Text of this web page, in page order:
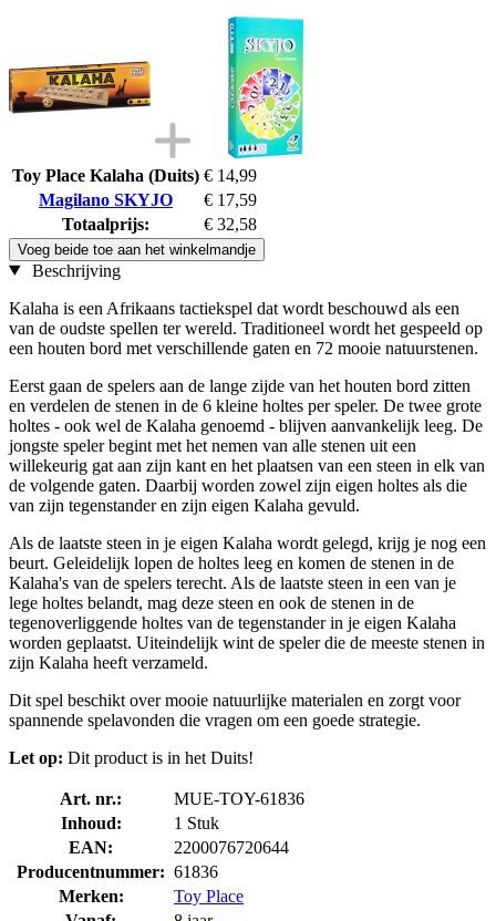
Toy Place Kalaha (Duits) € 14,99
Magilano SKYJO
€ 17,59
Totaalprijs:
€ 32,58
Voeg beide toe aan het winkelmandje
Beschrijving
Kalaha is een Afrikaans tactiekspel dat wordt beschouwd als een
van de oudste spellen ter wereld. Traditioneel wordt het gespeeld op
een houten bord met verschillende gaten en 72 mooie natuurstenen.
Eerst gaan de spelers aan de lange zijde van het houten bord zitten
en verdelen de stenen in de 6 kleine holtes per speler. De twee grote
holtes - ook wel de Kalaha genoemd - blijven aanvankelijk leeg. De
jongste speler begint met het nemen van alle stenen uit een
willekeurig gat aan zijn kant en het plaatsen van een steen in elk van
de volgende gaten. Daarbij worden zowel zijn eigen holtes als die
van zijn tegenstander en zijn eigen Kalaha gevuld.
Als de laatste steen in je eigen Kalaha wordt gelegd, krijg je nog een
beurt. Geleidelijk lopen de holtes leeg en komen de stenen in de
Kalaha's van de spelers terecht. Als de laatste steen in een van je
lege holtes belandt, mag deze steen en ook de stenen in de
tegenoverliggende holtes van de tegenstander in je eigen Kalaha
worden geplaatst. Uiteindelijk wint de speler die de meeste stenen in
zijn Kalaha heeft verzameld.
Dit spel beschikt over mooie natuurlijke materialen en zorgt voor
spannende spelavonden die vragen om een goede strategie.
Let op: Dit product is in het Duits!
Art. nr.:
MUE-TOY-61836
Inhoud:
1 Stuk
EAN:
2200076720644
Producentnummer: 61836
Merken:
Toy Place